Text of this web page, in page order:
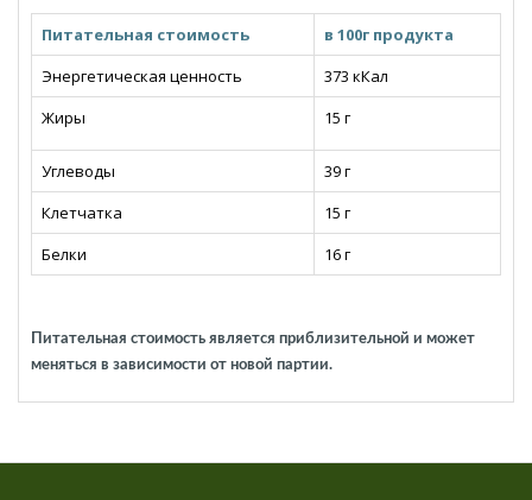
Питательная стоимость
в 100г продукта
Энергетическая ценность
373 кКал
Жиры
15 г
Углеводы
39 г
Клетчатка
15 г
Белки
16 г
Питательная стоимость является приблизительной и может
меняться в зависимости от новой партии.